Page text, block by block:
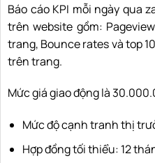
Báo cáo KPI mỗi ngày qua
trên website gồm:
trang, Bounce rates và top
trên trang.
Mức giá giao động là
Mức độ cạnh tranh thị
Hợp đồng tối thiểu: 12